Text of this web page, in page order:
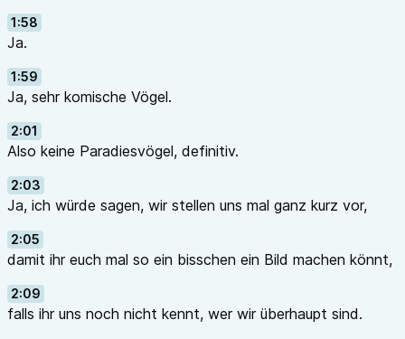
1:58
Ja.
1:59
Ja, sehr komische Vögel.
2:01
Also keine Paradiesvögel, definitiv.
2:03
Ja, ich würde sagen, wir stellen uns mal ganz kurz vor,
2:05
damit ihr euch mal so ein bisschen ein Bild machen könnt,
2:09
falls ihr uns noch nicht kennt, wer wir überhaupt sind.